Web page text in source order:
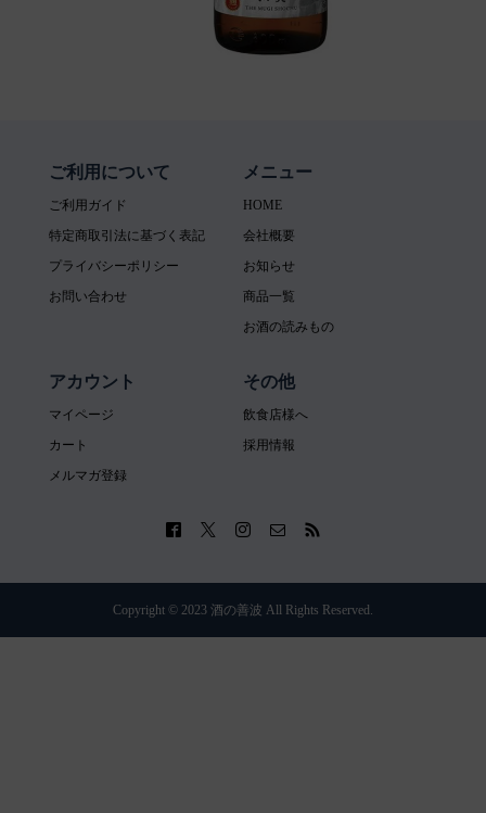
ご利用について
ご利用ガイド
特定商取引法に基づく表記
プライバシーポリシー
お問い合わせ
メニュー
HOME
会社概要
お知らせ
商品一覧
お酒の読みもの
アカウント
マイページ
カート
メルマガ登録
その他
飲食店様へ
採用情報
Copyright © 2023 酒の善波 All Rights Reserved.